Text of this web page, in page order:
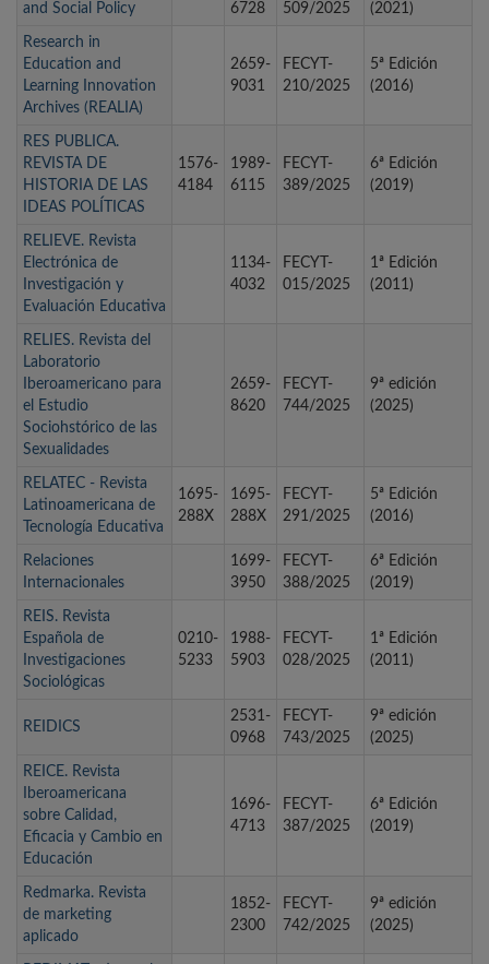
and Social Policy
6728
509/2025
(2021)
Research in
Education and
Learning Innovation
Archives (REALIA)
2659-
9031
FECYT-
210/2025
5ª Edición
(2016)
RES PUBLICA.
REVISTA DE
HISTORIA DE LAS
IDEAS POLÍTICAS
1576-
4184
1989-
6115
FECYT-
389/2025
6ª Edición
(2019)
RELIEVE. Revista
Electrónica de
Investigación y
Evaluación Educativa
1134-
4032
FECYT-
015/2025
1ª Edición
(2011)
RELIES. Revista del
Laboratorio
Iberoamericano para
el Estudio
Sociohstórico de las
Sexualidades
2659-
8620
FECYT-
744/2025
9ª edición
(2025)
RELATEC - Revista
Latinoamericana de
Tecnología Educativa
1695-
288X
1695-
288X
FECYT-
291/2025
5ª Edición
(2016)
Relaciones
Internacionales
1699-
3950
FECYT-
388/2025
6ª Edición
(2019)
REIS. Revista
Española de
Investigaciones
Sociológicas
0210-
5233
1988-
5903
FECYT-
028/2025
1ª Edición
(2011)
REIDICS
2531-
0968
FECYT-
743/2025
9ª edición
(2025)
REICE. Revista
Iberoamericana
sobre Calidad,
Eficacia y Cambio en
Educación
1696-
4713
FECYT-
387/2025
6ª Edición
(2019)
Redmarka. Revista
de marketing
aplicado
1852-
2300
FECYT-
742/2025
9ª edición
(2025)